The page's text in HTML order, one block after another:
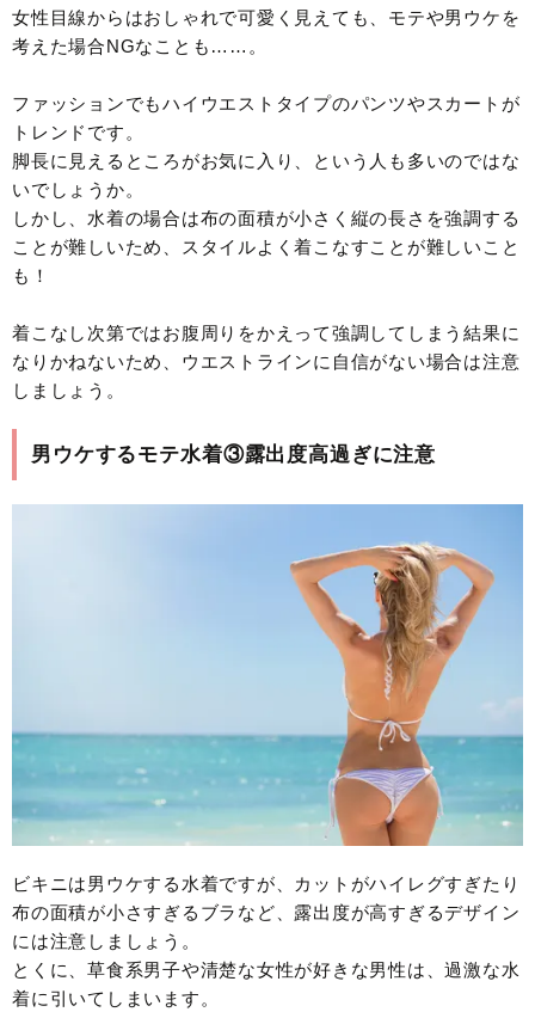
女性目線からはおしゃれで可愛く見えても、モテや男ウケを
考えた場合NGなことも……。
ファッションでもハイウエストタイプのパンツやスカートが
トレンドです。
脚長に見えるところがお気に入り、という人も多いのではな
いでしょうか。
しかし、水着の場合は布の面積が小さく縦の長さを強調する
ことが難しいため、スタイルよく着こなすことが難しいこと
も！
着こなし次第ではお腹周りをかえって強調してしまう結果に
なりかねないため、ウエストラインに自信がない場合は注意
しましょう。
男ウケするモテ水着③露出度高過ぎに注意
ビキニは男ウケする水着ですが、カットがハイレグすぎたり
布の面積が小さすぎるブラなど、露出度が高すぎるデザイン
には注意しましょう。
とくに、草食系男子や清楚な女性が好きな男性は、過激な水
着に引いてしまいます。